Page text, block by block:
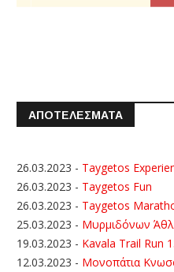
ΑΠΟΤΕΛΕΣΜΑΤΑ
26.03.2023 - Taygetos
26.03.2023 - Taygetos Fun
26.03.2023 - Taygetos
25.03.2023 - Μυρμιδόνων
19.03.2023 - Kavala Trail Run
12.03.2023 - Μονοπάτια